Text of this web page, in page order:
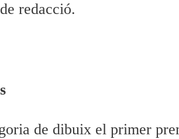
redacció.
de dibuix el primer